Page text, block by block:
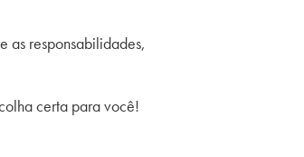
as responsabilidades,
certa para você!